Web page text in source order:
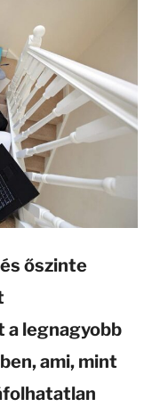
őszinte
a legnagyobb
ami, mint